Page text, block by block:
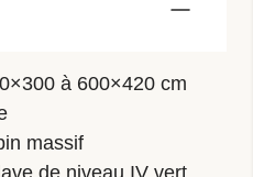
à 600×420 cm
massif